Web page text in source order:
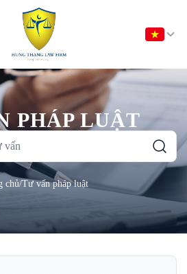
PHÁP LUẬT
chủ/Tư vấn pháp luật